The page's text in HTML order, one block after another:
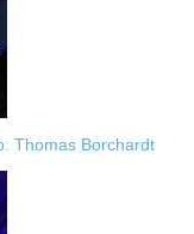
Thomas Borchardt